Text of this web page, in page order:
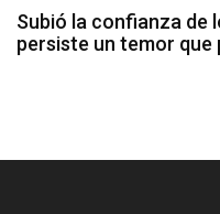
Subió la confianza de
persiste un temor que